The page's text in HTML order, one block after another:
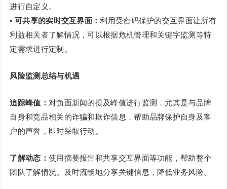
进行自定义。
• 可共享的实时交互界面：利用受密码保护的交互界面让所有
利益相关者了解情况，可以根据危机管理和关键字监测等特
定需求进行定制。
风险监测总结与机遇
追踪峰值： 对负面新闻的提及峰值进行监测，尤其是与品牌
自身和竞品相关的诈骗和欺诈信息，帮助品牌保护自身及客
户的声誉，即时采取行动。
了解动态： 使用摘要报告和共享交互界面等功能，帮助整个
团队了解情况。及时流畅地分享关键信息，降低业务风险。